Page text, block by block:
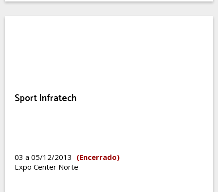
Sport Infratech
03 a 05/12/2013 (Encerrado)
Expo Center Norte